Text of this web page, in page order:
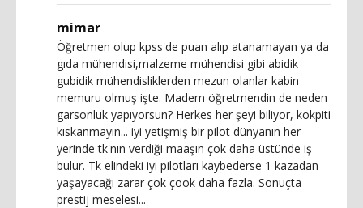
mimar
Öğretmen olup kpss'de puan alıp atanamayan ya da
gıda mühendisi,malzeme mühendisi gibi abidik
gubidik mühendisliklerden mezun olanlar kabin
memuru olmuş işte. Madem öğretmendin de neden
garsonluk yapıyorsun? Herkes her şeyi biliyor, kokpiti
kıskanmayın... iyi yetişmiş bir pilot dünyanın her
yerinde tk'nın verdiği maaşın çok daha üstünde iş
bulur. Tk elindeki iyi pilotları kaybederse 1 kazadan
yaşayacağı zarar çok çook daha fazla. Sonuçta
prestij meselesi...